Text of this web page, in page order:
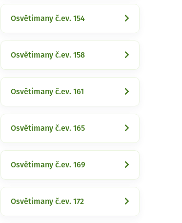
Osvětimany č.ev. 154
Osvětimany č.ev. 158
Osvětimany č.ev. 161
Osvětimany č.ev. 165
Osvětimany č.ev. 169
Osvětimany č.ev. 172